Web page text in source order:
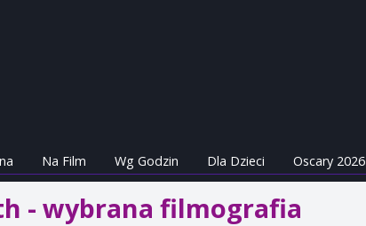
Na Film Wg Godzin Dla Dzieci Oscary 2026
- wybrana filmografia